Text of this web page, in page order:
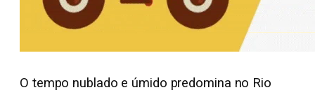
O tempo nublado e úmido predomina no Rio